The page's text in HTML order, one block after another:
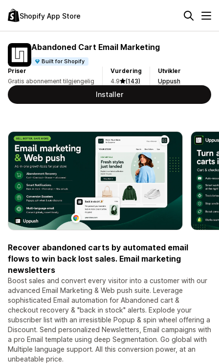
Shopify App Store
Abandoned Cart Email Marketing
Built for Shopify
Priser
Gratis abonnement tilgjengelig
Vurdering
4.9
(143)
Utvikler
Uppush
Installer
Recover abandoned carts by automated email
flows to win back lost sales. Email marketing
newsletters
Boost sales and convert every visitor into a customer with our
advanced Email Marketing & Web push suite. Leverage
sophisticated Email automation for Abandoned cart &
checkout recovery & "back in stock" alerts. Explode your
subscriber list with an irresistible Popup & spin wheel offering a
Discount. Send personalized Newsletters, Email campaigns with
a pro Email template using deep Segmentation. Go global with
Multiple language support. All this conversion power, at an
unbeatable price.